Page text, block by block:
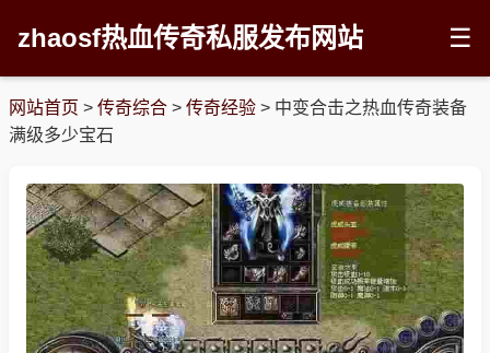
zhaosf热血传奇私服发布网站 ☰
网站首页 > 传奇综合 > 传奇经验 > 中变合击之热血传奇装备
满级多少宝石